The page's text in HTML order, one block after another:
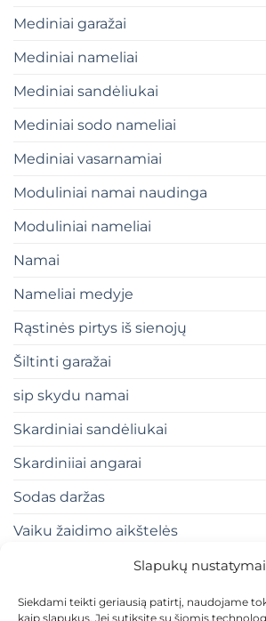
Slapukų nustatymai
Siekdami teikti geriausią patirtį, naudojame
kaip slapukus. Jei sutiksite su šiomis
Mediniai garažai
Mediniai nameliai
Mediniai sandėliukai
Mediniai sodo nameliai
Mediniai vasarnamiai
Moduliniai namai naudinga
Moduliniai nameliai
Namai
Nameliai medyje
Rąstinės pirtys iš sienojų
Šiltinti garažai
sip skydu namai
Skardiniai sandėliukai
Skardiniiai angarai
Sodas daržas
Vaiku žaidimo aikštelės